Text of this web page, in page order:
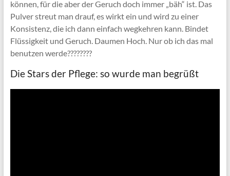
können, für die aber der Geruch doch immer „bäh“ ist. Das
Pulver streut man drauf, es wirkt ein und wird zu einer
Konsistenz, die ich dann einfach wegkehren kann. Bindet
Flüssigkeit und Geruch. Daumen Hoch. Nur ob ich das mal
benutzen werde????????
Die Stars der Pflege: so wurde man begrüßt